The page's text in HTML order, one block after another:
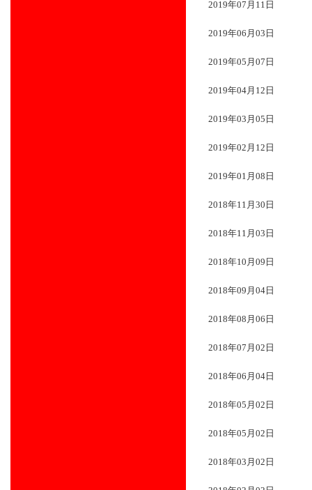
2019年07月11日
2019年06月03日
2019年05月07日
2019年04月12日
2019年03月05日
2019年02月12日
2019年01月08日
2018年11月30日
2018年11月03日
2018年10月09日
2018年09月04日
2018年08月06日
2018年07月02日
2018年06月04日
2018年05月02日
2018年05月02日
2018年03月02日